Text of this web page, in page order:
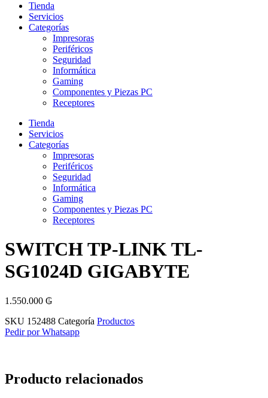
Tienda
Servicios
Categorías
Impresoras
Periféricos
Seguridad
Informática
Gaming
Componentes y Piezas PC
Receptores
Tienda
Servicios
Categorías
Impresoras
Periféricos
Seguridad
Informática
Gaming
Componentes y Piezas PC
Receptores
SWITCH TP-LINK TL-
SG1024D GIGABYTE
1.550.000 ₲
SKU 152488 Categoría Productos
Pedir por Whatsapp
Producto relacionados